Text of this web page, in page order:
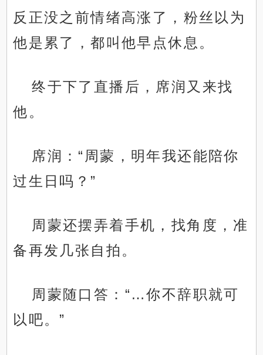
反正没之前情绪高涨了，粉丝以为
他是累了，都叫他早点休息。
终于下了直播后，席润又来找
他。
席润：“周蒙，明年我还能陪你
过生日吗？”
周蒙还摆弄着手机，找角度，准
备再发几张自拍。
周蒙随口答：“…你不辞职就可
以吧。”